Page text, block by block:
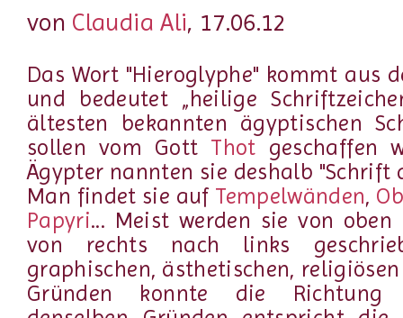
von Claudia Ali, 17.06.12
Das Wort "Hieroglyphe" kommt aus
und bedeutet „heilige
ältesten bekannten ägyptischen
sollen vom Gott Thot geschaffen
Ägypter nannten sie deshalb "Schrift
Man findet sie auf Tempelwänden,
Papyri... Meist werden sie von
von rechts nach links
graphischen, ästhetischen,
Gründen konnte die Richtung